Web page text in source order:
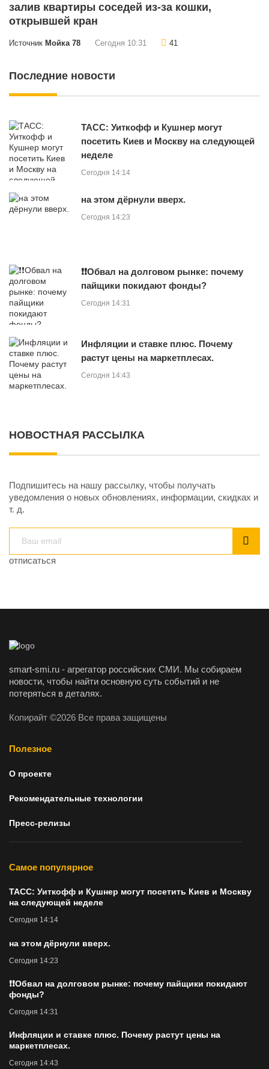
залив квартиры соседей из-за кошки,
открывшей кран
Источник Мойка 78 Сегодня 10:31 41
Последние новости
ТАСС: Уиткофф и Кушнер могут
посетить Киев и Москву на следующей
неделе
Сегодня 14:14
на этом дёрнули вверх.
Сегодня 14:23
❗️❗️Обвал на долговом рынке: почему
пайщики покидают фонды?
Сегодня 14:31
Инфляции и ставке плюс. Почему
растут цены на маркетплесах.
Сегодня 14:43
НОВОСТНАЯ РАССЫЛКА
Подпишитесь на нашу рассылку, чтобы получать
уведомления о новых обновлениях, информации, скидках и
т. д.
отписаться
smart-smi.ru - агрегатор российских СМИ. Мы собираем
новости, чтобы найти основную суть событий и не
потеряться в деталях.
Копирайт ©2026 Все права защищены
Полезное
О проекте
Рекомендательные технологии
Пресс-релизы
Самое популярное
ТАСС: Уиткофф и Кушнер могут посетить Киев и Москву
на следующей неделе
Сегодня 14:14
на этом дёрнули вверх.
Сегодня 14:23
❗️❗️Обвал на долговом рынке: почему пайщики покидают
фонды?
Сегодня 14:31
Инфляции и ставке плюс. Почему растут цены на
маркетплесах.
Сегодня 14:43